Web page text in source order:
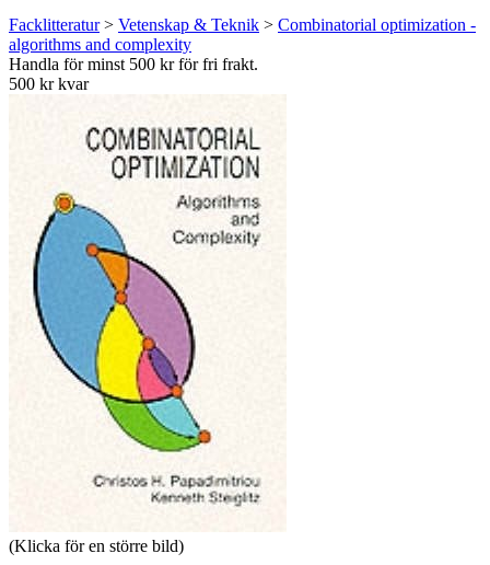
Facklitteratur> Vetenskap & Teknik > Combinatorial optimization -
algorithms and complexity
Handla för minst 500 kr för fri frakt.
500 kr kvar
(Klicka för en större bild)